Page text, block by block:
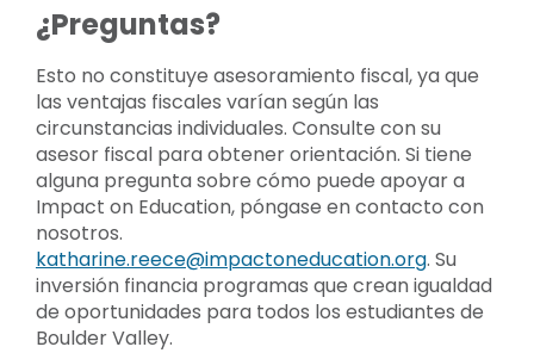
¿Preguntas?
Esto no constituye asesoramiento fiscal, ya que
las ventajas fiscales varían según las
circunstancias individuales. Consulte con su
asesor fiscal para obtener orientación. Si tiene
alguna pregunta sobre cómo puede apoyar a
Impact on Education, póngase en contacto con
nosotros.
katharine.reece@impactoneducation.org. Su
inversión financia programas que crean igualdad
de oportunidades para todos los estudiantes de
Boulder Valley.